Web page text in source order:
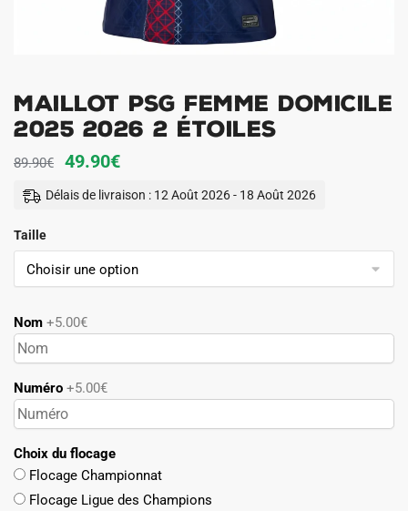
Maillot PSG Femme Domicile
2025 2026 2 étoiles
89.90€
Le
prix
89.90€.
49.90€Le
prix
49.90€.
Délais de livraison : 12 Août 2026 - 18 Août 2026
Taille
Nom +5.00€
Numéro +5.00€
Choix du flocage
Flocage Championnat
Flocage Ligue des Champions